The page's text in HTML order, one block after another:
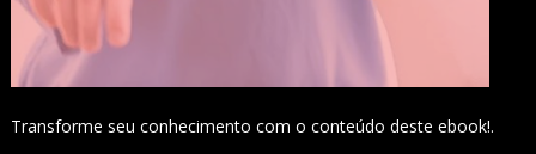
Transforme seu conhecimento com o conteúdo deste ebook!.